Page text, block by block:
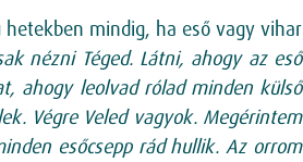
mindig, ha eső vagy vihar
nézni Téged. Látni, ahogy az eső
ahogy leolvad rólad minden külső
Végre Veled vagyok. Megérintem
esőcsepp rád hullik. Az orrom